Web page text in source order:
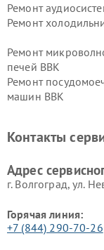
Ремонт
Ремонт
Ремонт
печей BBK
Ремонт
машин BBK
Ремонт винных
Контакты
Адрес
г. Волгоград, ул.
Горячая линия:
+7 (844) 290-70-26